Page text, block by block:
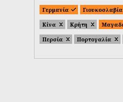
Γερμανία
Γιουκοσλαβία
Κίνα
Κρήτη
Περσία
Πορτογαλία